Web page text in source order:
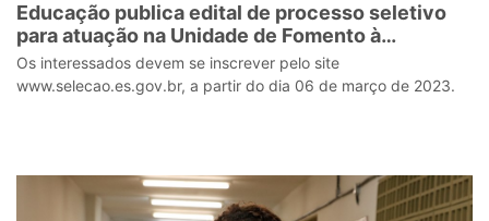
Educação publica edital de processo seletivo
para atuação na Unidade de Fomento à
Colaboração para Aprendizagem
Os interessados devem se inscrever pelo site
www.selecao.es.gov.br, a partir do dia 06 de março de 2023.